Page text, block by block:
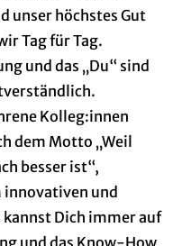
unser höchstes Gut
Tag für Tag.
und das „Du“ sind
Kolleg:innen
dem Motto „Weil
besser ist“,
innovativen und
Dich immer auf
und das Know-How